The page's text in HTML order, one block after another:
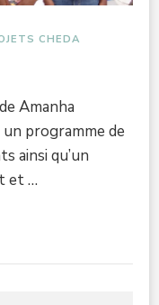
CHEDA
Amanha
programme de
ainsi qu’un
et …